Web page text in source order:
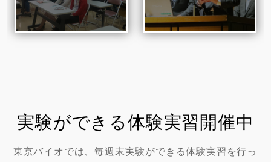
実験ができる体験実習開催中
東京バイオでは、毎週末実験ができる体験実習を行っ